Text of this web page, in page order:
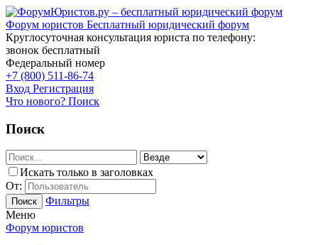
Форум юристов Бесплатный юридический форум
Круглосуточная консультация юриста по телефону:
звонок бесплатный
Федеральный номер
+7 (800) 511-86-74
Вход Регистрация
Что нового? Поиск
Поиск
Искать только в заголовках
От:
Поиск
Фильтры
Меню
Форум юристов